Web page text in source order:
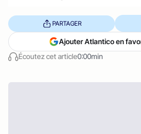
Écoutez cet article0:00min
PARTAGER
Ajouter Atlantico en